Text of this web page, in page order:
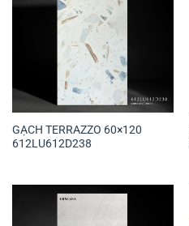
GẠCH TERRAZZO 60×120
612LU612D238